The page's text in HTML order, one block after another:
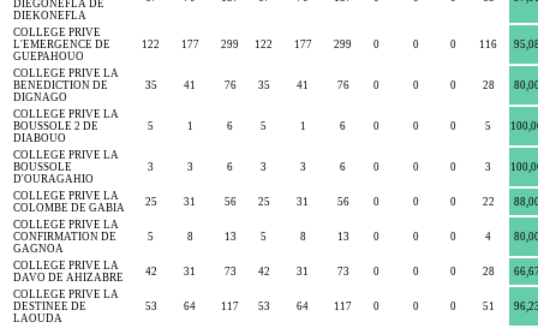
DIEGONEFLA DE
DIEKONEFLA
COLLEGE PRIVE
L'EMERGENCE DE
GUEPAHOUO
122 177 299 122 177 299 0 0 0 116
COLLEGE PRIVE LA
BENEDICTION DE
DIGNAGO
35 41 76 35 41 76 0 0 0 28
COLLEGE PRIVE LA
BOUSSOLE 2 DE
DIABOUO
5 1 6 5 1 6 0 0 0 5
COLLEGE PRIVE LA
BOUSSOLE
D'OURAGAHIO
3 3 6 3 3 6 0 0 0 3
COLLEGE PRIVE LA
COLOMBE DE GABIA
25 31 56 25 31 56 0 0 0 22
COLLEGE PRIVE LA
CONFIRMATION DE
GAGNOA
5 8 13 5 8 13 0 0 0 4
COLLEGE PRIVE LA
DAVO DE AHIZABRE
42 31 73 42 31 73 0 0 0 28
COLLEGE PRIVE LA
DESTINEE DE
LAOUDA
53 64 117 53 64 117 0 0 0 51